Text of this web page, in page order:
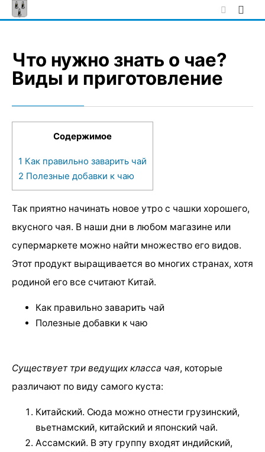
Skip
to
Что нужно знать о чае?
Виды и приготовление
Содержимое
1 Как правильно заварить чай
2 Полезные добавки к чаю
Так приятно начинать новое утро с чашки хорошего,
вкусного чая. В наши дни в любом магазине или
супермаркете можно найти множество его видов.
Этот продукт выращивается во многих странах, хотя
родиной его все считают Китай.
Как правильно заварить чай
Полезные добавки к чаю
Существует три ведущих класса чая, которые
различают по виду самого куста:
Китайский. Сюда можно отнести грузинский,
вьетнамский, китайский и японский чай.
Ассамский. В эту группу входят индийский,